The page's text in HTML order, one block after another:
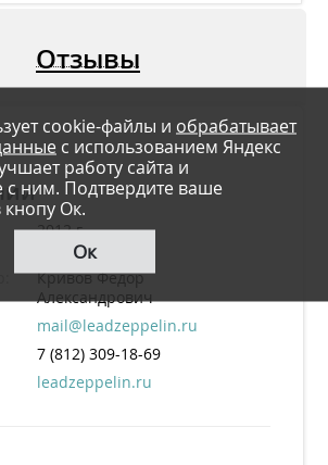
Отзывы
2012 г.
Кривов Федор
Александрович
mail@leadzeppelin.ru
7 (812) 309-18-69
leadzeppelin.ru
cookie-файлы и обрабатывает
с использованием Яндекс
работу сайта и
с ним. Подтвердите ваше
кнопу Ок.
Ок